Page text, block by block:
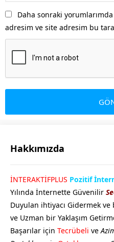
Daha sonraki
adresim ve site adresim bu
Hakkımızda
İNTERAKTİFPLUS Pozitif
Yılında İnternette Güvenilir
Duyulan ihtiyacı Gidermek
ve Uzman bir Yaklaşım
Başarılar için Tecrübeli ve
GÖKHAN